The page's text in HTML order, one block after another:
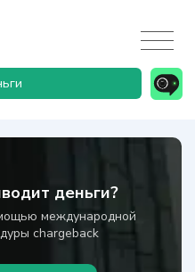
деньги?
международной
chargeback